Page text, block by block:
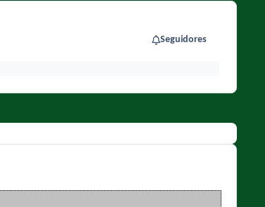
Seguidores